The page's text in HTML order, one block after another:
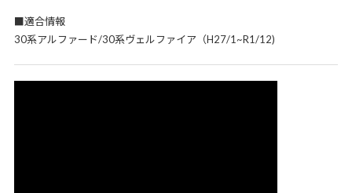
■適合情報
30系アルファード/30系ヴェルファイア（H27/1~R1/12)